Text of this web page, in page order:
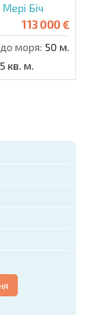
Біч
113 000 €
моря: 50 м.
кв. м.